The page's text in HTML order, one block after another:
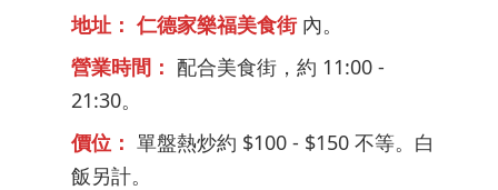
地址： 仁德家樂福美食街內。
營業時間： 配合美食街，約 11:00 -
21:30。
價位： 單盤熱炒約 $100 - $150 不等。白
飯另計。